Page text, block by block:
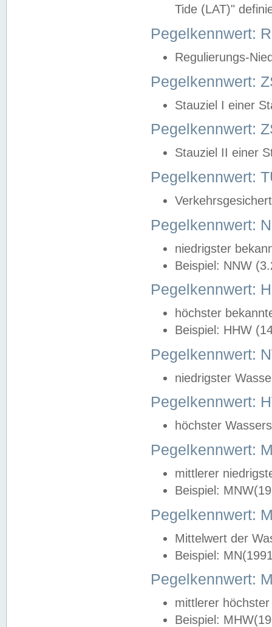
Tide (LAT)"
Pegelkennwert:
Regulierungs-
Pegelkennwert:
Stauziel I einer
Pegelkennwert:
Stauziel II einer
Pegelkennwert:
Pegelkennwert:
niedrigster
Beispiel: NNW
Pegelkennwert:
höchster
Beispiel: HHW
Pegelkennwert:
niedrigster
Pegelkennwert:
höchster
Pegelkennwert:
mittlerer
Beispiel:
Pegelkennwert:
Mittelwert der
Beispiel:
Pegelkennwert:
mittlerer
Beispiel: